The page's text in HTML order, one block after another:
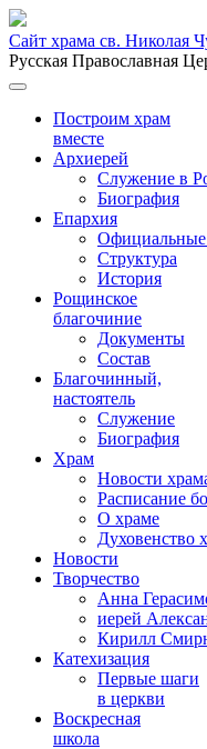
Сайт храма св. Николая
Русская Православная
Построим храм
вместе
Архиерей
Служение в
Биография
Епархия
Структура
История
Рощинское
благочиние
Документы
Состав
Благочинный,
настоятель
Служение
Биография
Храм
Новости
Расписание
О храме
Духовенство
Новости
Творчество
Анна
иерей
Кирилл
Катехизация
Первые шаги
в церкви
Воскресная
школа